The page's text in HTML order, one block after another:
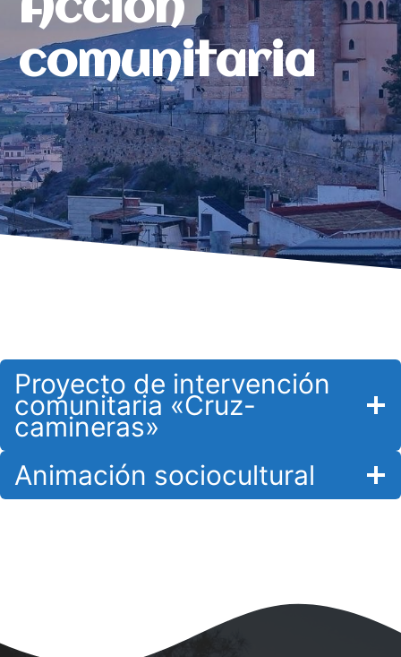
Acción
comunitaria
Proyecto de intervención
comunitaria «Cruz-
camineras»
Animación sociocultural